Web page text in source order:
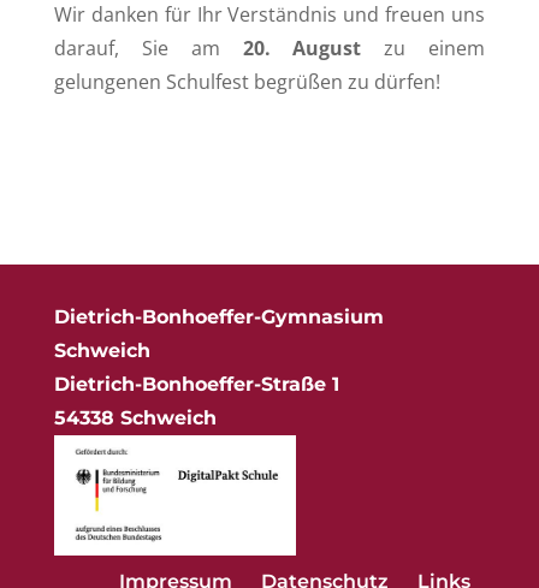
Wir danken für Ihr Verständnis und freuen uns
darauf, Sie am 20. August zu einem
gelungenen Schulfest begrüßen zu dürfen!
Dietrich-Bonhoeffer-Gymnasium
Schweich
Dietrich-Bonhoeffer-Straße 1
54338 Schweich
Impressum Datenschutz Links